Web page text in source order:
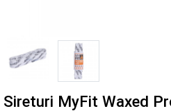
Sireturi MyFit Waxed